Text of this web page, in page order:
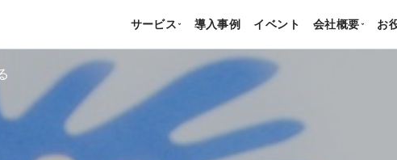
サービス › 導入事例 イベント 会社概要› お